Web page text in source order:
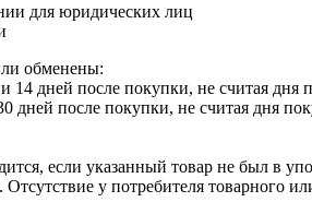
для юридических лиц
обменены:
14 дней после покупки, не считая дня
дней после покупки, не считая дня
если указанный товар не был в
у потребителя товарного